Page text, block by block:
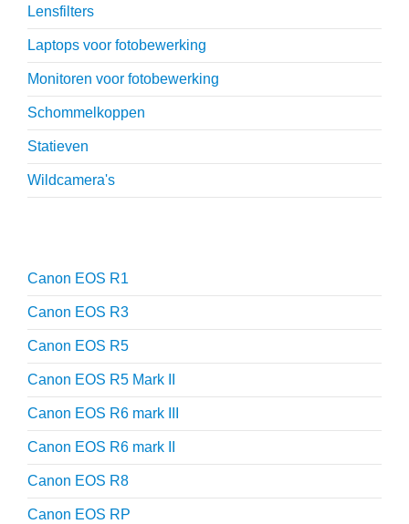
Lensfilters
Laptops voor fotobewerking
Monitoren voor fotobewerking
Schommelkoppen
Statieven
Wildcamera's
Canon EOS R1
Canon EOS R3
Canon EOS R5
Canon EOS R5 Mark II
Canon EOS R6 mark III
Canon EOS R6 mark II
Canon EOS R8
Canon EOS RP